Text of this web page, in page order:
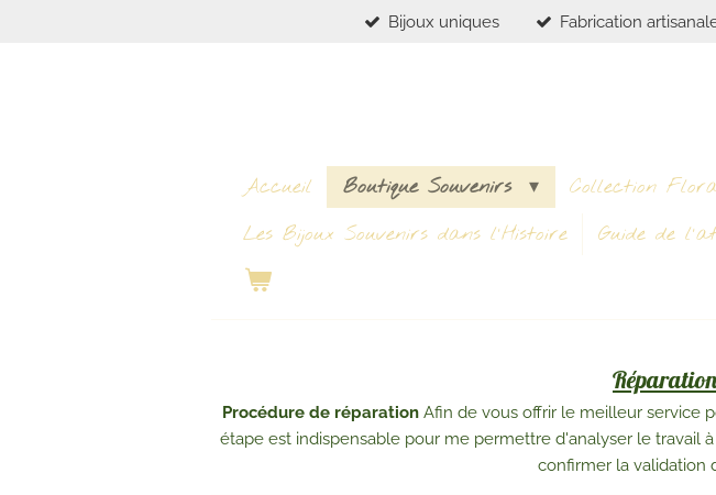
Bijoux uniques Fabrication
Accueil Boutique Souvenirs Collection
Les Bijoux Souvenirs dans l'Histoire
Guide de
Procédure de réparation Afin de vous offrir le meilleur service
étape est indispensable pour me permettre d'analyser le travail
confirmer la validation